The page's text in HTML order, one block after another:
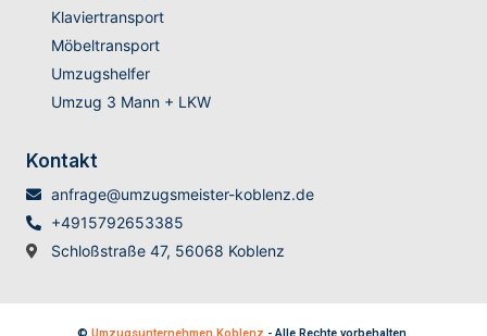
Klaviertransport
Möbeltransport
Umzugshelfer
Umzug 3 Mann + LKW
Kontakt
anfrage@umzugsmeister-koblenz.de
+4915792653385
Schloßstraße 47, 56068 Koblenz